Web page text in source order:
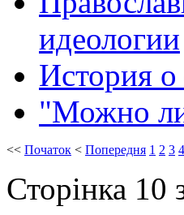
идеологии
История
"Можно
<< Початок < Попередня 1 2 3 4
Сторінка 10